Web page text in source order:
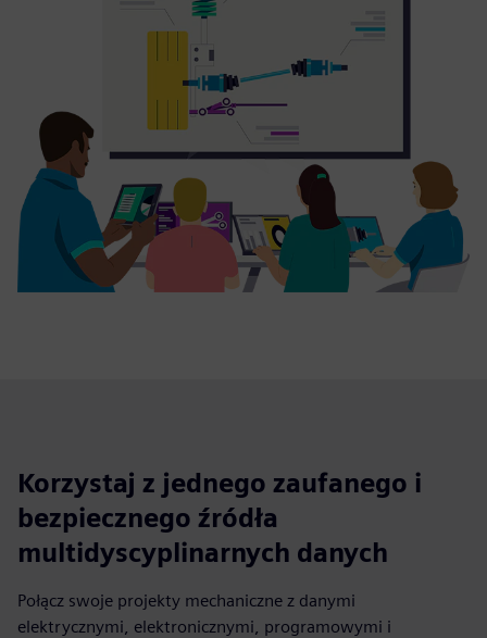
Korzystaj z jednego zaufanego i
bezpiecznego źródła
multidyscyplinarnych danych
Połącz swoje projekty mechaniczne z danymi
elektrycznymi, elektronicznymi, programowymi i